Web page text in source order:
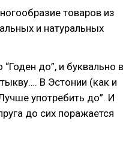
товаров из
и натуральных
до”, и буквально в
В Эстонии (как и
употребить до”. И
до сих поражается